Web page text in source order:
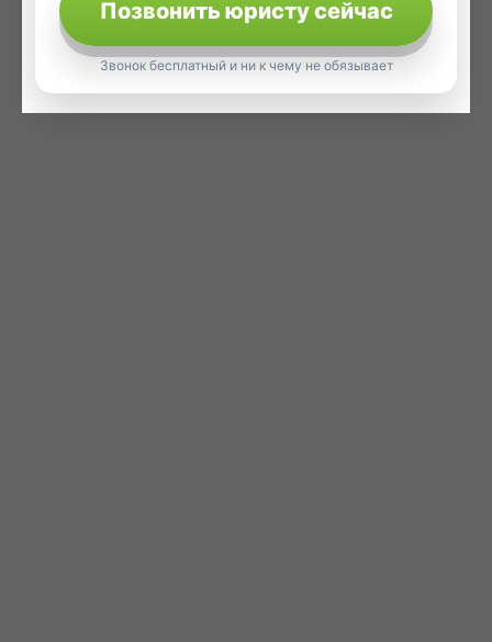
Позвонить юристу сейчас
Звонок бесплатный и ни к чему не обязывает